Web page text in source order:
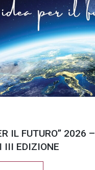
IL FUTURO” 2026 –
III EDIZIONE